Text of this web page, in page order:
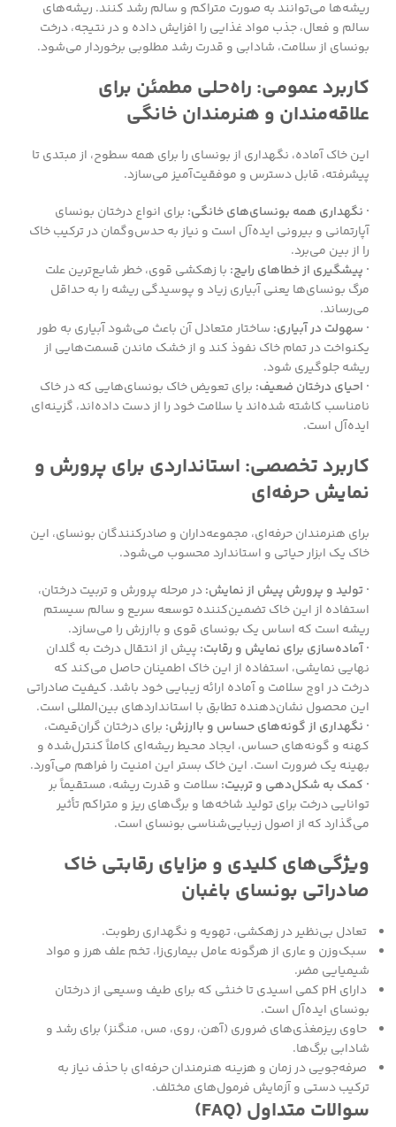
ریشه‌ها می‌توانند به صورت متراکم و سالم رشد کنند. ریشه‌های
سالم و فعال، جذب مواد غذایی را افزایش داده و در نتیجه، درخت
بونسای از سلامت، شادابی و قدرت رشد مطلوبی برخوردار می‌شود.
کاربرد عمومی: راه‌حلی مطمئن برای
علاقه‌مندان و هنرمندان خانگی
این خاک آماده، نگهداری از بونسای را برای همه سطوح، از مبتدی تا
پیشرفته، قابل دسترس و موفقیت‌آمیز می‌سازد.
· نگهداری همه بونسای‌های خانگی: برای انواع درختان بونسای
آپارتمانی و بیرونی ایده‌آل است و نیاز به حدس‌و‌گمان در ترکیب خاک
را از بین می‌برد.
· پیشگیری از خطاهای رایج: با زهکشی قوی، خطر شایع‌ترین علت
مرگ بونسای‌ها یعنی آبیاری زیاد و پوسیدگی ریشه را به حداقل
می‌رساند.
· سهولت در آبیاری: ساختار متعادل آن باعث می‌شود آبیاری به طور
یکنواخت در تمام خاک نفوذ کند و از خشک ماندن قسمت‌هایی از
ریشه جلوگیری شود.
· احیای درختان ضعیف: برای تعویض خاک بونسای‌هایی که در خاک
نامناسب کاشته شده‌اند یا سلامت خود را از دست داده‌اند، گزینه‌ای
ایده‌آل است.
کاربرد تخصصی: استانداردی برای پرورش و
نمایش حرفه‌ای
برای هنرمندان حرفه‌ای، مجموعه‌داران و صادرکنندگان بونسای، این
خاک یک ابزار حیاتی و استاندارد محسوب می‌شود.
· تولید و پرورش پیش از نمایش:در مرحله پرورش و تربیت درختان،
استفاده از این خاک تضمین‌کننده توسعه سریع و سالم سیستم
ریشه است که اساس یک بونسای قوی و باارزش را می‌سازد.
· آماده‌سازی برای نمایش و رقابت: پیش از انتقال درخت به گلدان
نهایی نمایشی، استفاده از این خاک اطمینان حاصل می‌کند که
درخت در اوج سلامت و آماده ارائه زیبایی خود باشد. کیفیت صادراتی
این محصول نشان‌دهنده تطابق با استانداردهای بین‌المللی است.
· نگهداری از گونه‌های حساس و باارزش: برای درختان گران‌قیمت،
کهنه و گونه‌های حساس، ایجاد محیط ریشه‌ای کاملاً کنترل‌شده و
بهینه یک ضرورت است. این خاک بستر این امنیت را فراهم می‌آورد.
· کمک به شکل‌دهی و تربیت: سلامت و قدرت ریشه، مستقیماً بر
توانایی درخت برای تولید شاخه‌ها و برگ‌های ریز و متراکم تأثیر
می‌گذارد که از اصول زیبایی‌شناسی بونسای است.
ویژگی‌های کلیدی و مزایای رقابتی خاک
صادراتی بونسای باغبان
تعادل بی‌نظیر در زهکشی، تهویه و نگهداری رطوبت.
سبک‌وزن و عاری از هرگونه عامل بیماری‌زا، تخم علف هرز و مواد
شیمیایی مضر.
دارای pH کمی اسیدی تا خنثی که برای طیف وسیعی از درختان
بونسای ایده‌آل است.
حاوی ریزمغذی‌های ضروری (آهن، روی، مس، منگنز) برای رشد و
شادابی برگ‌ها.
صرفه‌جویی در زمان و هزینه هنرمندان حرفه‌ای با حذف نیاز به
ترکیب دستی و آزمایش فرمول‌های مختلف.
سوالات متداول (FAQ)